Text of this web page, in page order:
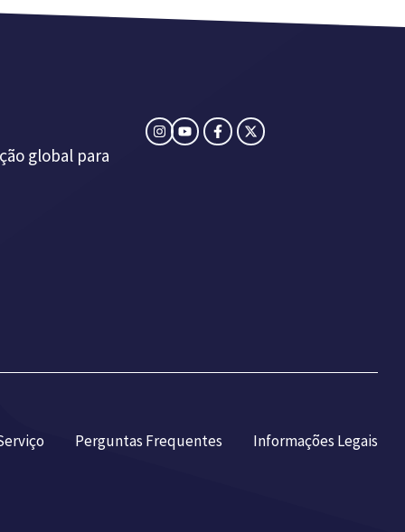
global para
Perguntas Frequentes Informações Legais